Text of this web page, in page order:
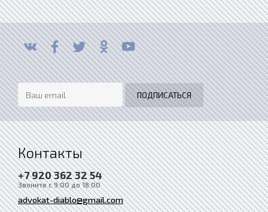
Контакты
+7 920 362 32 54
Звоните с 9:00 до 18:00
advokat-diablo@gmail.com